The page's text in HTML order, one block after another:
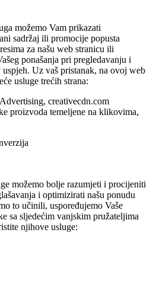
možemo Vam prikazati
sadržaj ili promocije popusta
za našu web stranicu ili
ponašanja pri pregledavanju i
Uz vaš pristanak, na ovoj web
usluge trećih strana:
creativecdn.com
proizvoda temeljene na klikovima,
možemo bolje razumjeti i procijeniti
i optimizirati našu ponudu
to učinili, uspoređujemo Vaše
sa sljedećim vanjskim pružateljima
njihove usluge: